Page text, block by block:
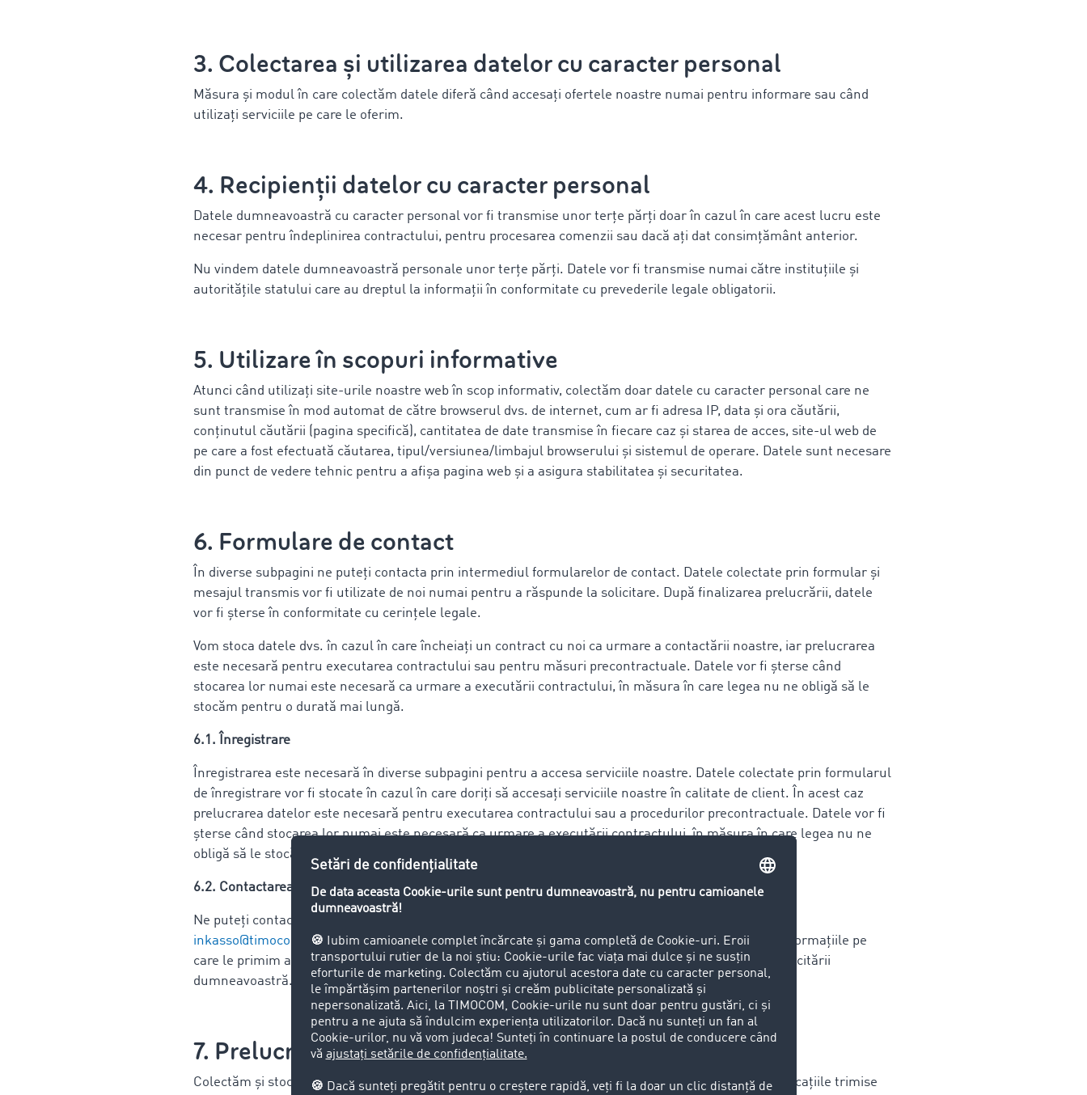
3. Colectarea și utilizarea datelor cu caracter personal
Măsura și modul în care colectăm datele diferă când accesați ofertele noastre numai pentru informare sau când
utilizați serviciile pe care le oferim.
4. Recipienții datelor cu caracter personal
Datele dumneavoastră cu caracter personal vor fi transmise unor terțe părți doar în cazul în care acest lucru este
necesar pentru îndeplinirea contractului, pentru procesarea comenzii sau dacă ați dat consimțământ anterior.
Nu vindem datele dumneavoastră personale unor terțe părți. Datele vor fi transmise numai către instituțiile și
autoritățile statului care au dreptul la informații în conformitate cu prevederile legale obligatorii.
5. Utilizare în scopuri informative
Atunci când utilizați site-urile noastre web în scop informativ, colectăm doar datele cu caracter personal care ne
sunt transmise în mod automat de către browserul dvs. de internet, cum ar fi adresa IP, data și ora căutării,
conținutul căutării (pagina specifică), cantitatea de date transmise în fiecare caz și starea de acces, site-ul web de
pe care a fost efectuată căutarea, tipul/versiunea/limbajul browserului și sistemul de operare. Datele sunt necesare
din punct de vedere tehnic pentru a afișa pagina web și a asigura stabilitatea și securitatea.
6. Formulare de contact
În diverse subpagini ne puteți contacta prin intermediul formularelor de contact. Datele colectate prin formular și
mesajul transmis vor fi utilizate de noi numai pentru a răspunde la solicitare. După finalizarea prelucrării, datele
vor fi șterse în conformitate cu cerințele legale.
Vom stoca datele dvs. în cazul în care încheiați un contract cu noi ca urmare a contactării noastre, iar prelucrarea
este necesară pentru executarea contractului sau pentru măsuri precontractuale. Datele vor fi șterse când
stocarea lor numai este necesară ca urmare a executării contractului, în măsura în care legea nu ne obligă să le
stocăm pentru o durată mai lungă.
6.1. Înregistrare
Înregistrarea este necesară în diverse subpagini pentru a accesa serviciile noastre. Datele colectate prin formularul
de înregistrare vor fi stocate în cazul în care doriți să accesați serviciile noastre în calitate de client. În acest caz
prelucrarea datelor este necesară pentru executarea contractului sau a procedurilor precontractuale. Datele vor fi
șterse când stocarea lor numai este necesară ca urmare a executării contractului, în măsura în care legea nu ne
obligă să le stocăm pentru o durată mai lungă.
6.2. Contactarea angajaților prin e-mail
Ne puteți contacta prin e-mail. De exemplu ne puteți conacta la:
inkasso@timocom.com, jobs@timocom.comsau la o adresă personalizată a angajaților noștri. Informațiile pe
care le primim atunci când ne trimiteți un e-mail vor fi utilizate exclusiv în scopul de a răspunde solicitării
dumneavoastră. După finalizarea prelucrării, datele vor fi șterse în conformitate cu cerințele legale.
7. Prelucrarea datelor în timpul procesului de aplicare
Colectăm și stocăm datele cu caracter personal din aplicațiile pentru posturile disponibile și din aplicațiile trimise